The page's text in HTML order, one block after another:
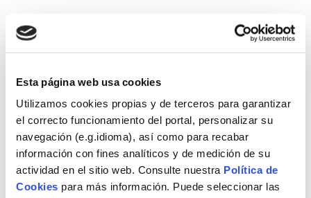
Esta página web usa cookies
Utilizamos cookies propias y de terceros para garantizar
el correcto funcionamiento del portal, personalizar su
navegación (e.g.idioma), así como para recabar
información con fines analíticos y de medición de su
actividad en el sitio web. Consulte nuestra Política de
Cookies para más información. Puede seleccionar las
Lobillo s’ha referit també a la revisió de la directiva
proposta és elevar del 32% al 36-37% en consum final i
perquè després d’analitzar els 27 PNIEC, si tots els estats
membres posessin en marxa totes les mesures previstes,
s’assoliria el 29%”, ha explicat.
“Per aconseguir-ho, estem valorant proposar un objectiu
vinculant i uns objectius indicatius nacionals, que ara no